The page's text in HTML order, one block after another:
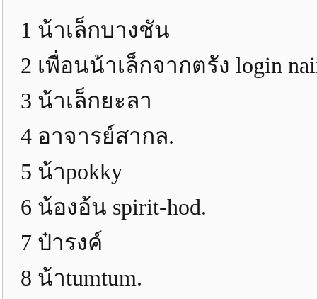
1 น้าเล็กบางชัน
2 เพื่อนน้าเล็กจากตรัง login
3 น้าเล็กยะลา มัด
4 อาจารย์สากล. มั
5 น้าpokky มัดจ
6 น้องอ้น spirit-hod.
7 ป๋ารงค์
8 น้าtumtum. มัด